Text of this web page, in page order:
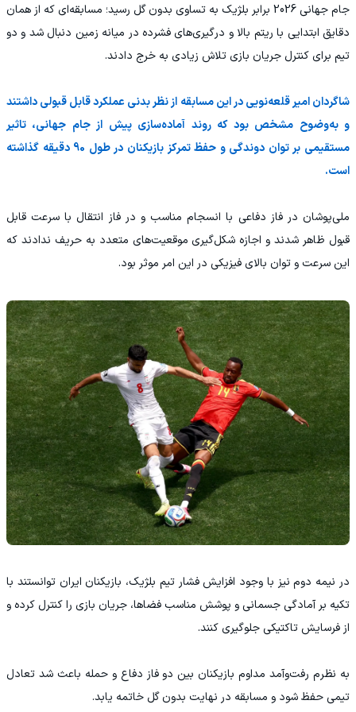
جام جهانی 2026 برابر بلژیک به تساوی بدون گل رسید؛ مسابقه‌ای که از همان
دقایق ابتدایی با ریتم بالا و درگیری‌های فشرده در میانه زمین دنبال شد و دو
تیم برای کنترل جریان بازی تلاش زیادی به خرج دادند.
شاگردان امیر قلعه‌نویی در این مسابقه از نظر بدنی عملکرد قابل قبولی داشتند
و به‌وضوح مشخص بود که روند آماده‌سازی پیش از جام جهانی، تاثیر
مستقیمی بر توان دوندگی و حفظ تمرکز بازیکنان در طول 90 دقیقه گذاشته
است.
ملی‌پوشان در فاز دفاعی با انسجام مناسب و در فاز انتقال با سرعت قابل
قبول ظاهر شدند و اجازه شکل‌گیری موقعیت‌های متعدد به حریف ندادند که
این سرعت و توان بالای فیزیکی در این امر موثر بود.
در نیمه دوم نیز با وجود افزایش فشار تیم بلژیک، بازیکنان ایران توانستند با
تکیه بر آمادگی جسمانی و پوشش مناسب فضاها، جریان بازی را کنترل کرده و
از فرسایش تاکتیکی جلوگیری کنند.
به نظرم رفت‌وآمد مداوم بازیکنان بین دو فاز دفاع و حمله باعث شد تعادل
تیمی حفظ شود و مسابقه در نهایت بدون گل خاتمه یابد.